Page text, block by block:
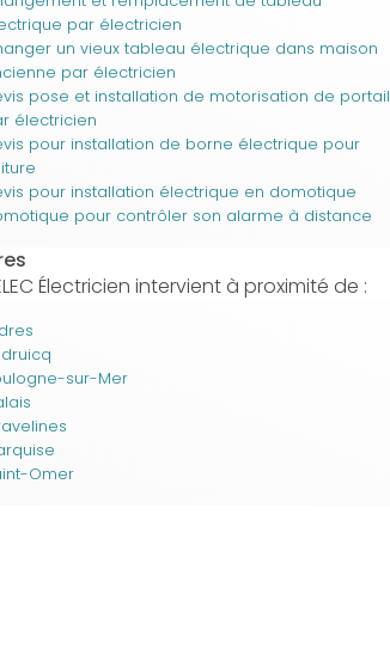
par électricien
un vieux tableau électrique dans maison
par électricien
pose et installation de motorisation de portail
électricien
pour installation de borne électrique pour
pour installation électrique en domotique
pour contrôler son alarme à distance
Électricien intervient à proximité de :
sur-Mer
Omer